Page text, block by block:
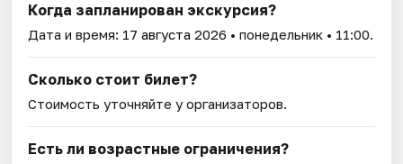
Когда запланирован экскурсия?
Дата и время: 17 августа 2026 • понедельник • 11:00.
Сколько стоит билет?
Стоимость уточняйте у организаторов.
Есть ли возрастные ограничения?